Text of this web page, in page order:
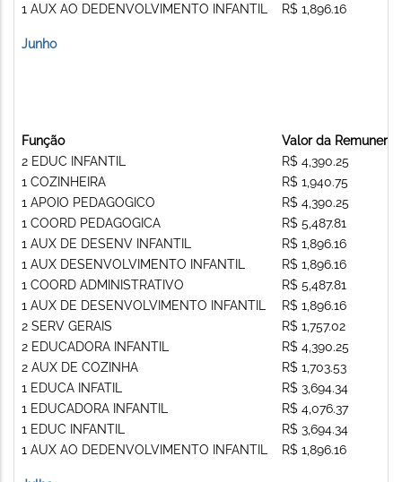
1 AUX AO DEDENVOLVIMENTO INFANTIL
R$ 1,896.16
Junho
Função
2 EDUC INFANTIL
1 COZINHEIRA
1 APOIO PEDAGOGICO
1 COORD PEDAGOGICA
1 AUX DE DESENV INFANTIL
1 AUX DESENVOLVIMENTO INFANTIL
1 COORD ADMINISTRATIVO
1 AUX DE DESENVOLVIMENTO INFANTIL
2 SERV GERAIS
2 EDUCADORA INFANTIL
2 AUX DE COZINHA
1 EDUCA INFATIL
1 EDUCADORA INFANTIL
1 EDUC INFANTIL
1 AUX AO DEDENVOLVIMENTO INFANTIL
Valor da
R$ 4,390.25
R$ 1,940.75
R$ 4,390.25
R$ 5,487.81
R$ 1,896.16
R$ 1,896.16
R$ 5,487.81
R$ 1,896.16
R$ 1,757.02
R$ 4,390.25
R$ 1,703.53
R$ 3,694.34
R$ 4,076.37
R$ 3,694.34
R$ 1,896.16